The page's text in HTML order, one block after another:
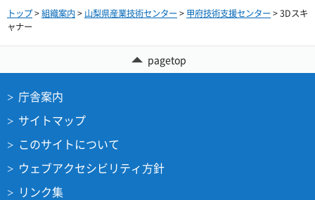
トップ>組織案内> 山梨県産業技術センター> 甲府技術支援センター> 3Dスキ
ャナー
pagetop
庁舎案内
サイトマップ
このサイトについて
ウェブアクセシビリティ方針
リンク集